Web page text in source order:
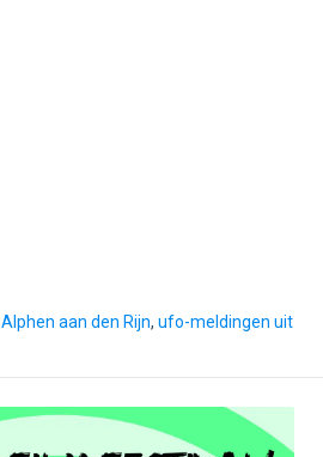
aan den Rijn, ufo-meldingen uit